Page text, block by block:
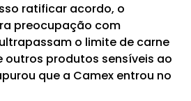
ratificar acordo, o
preocupação com
o limite de carne
outros produtos sensíveis ao
que a Camex entrou no